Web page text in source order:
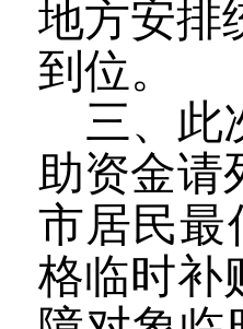
地方安排
到位。
三、此
助资金请
市居民最
格临时补